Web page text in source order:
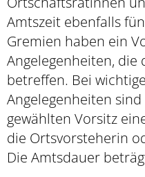
Amtszeit ebenfalls
Gremien haben ein
Angelegenheiten, die
betreffen. Bei
Angelegenheiten
gewählten Vorsitz
die Ortsvorsteherin
Die Amtsdauer